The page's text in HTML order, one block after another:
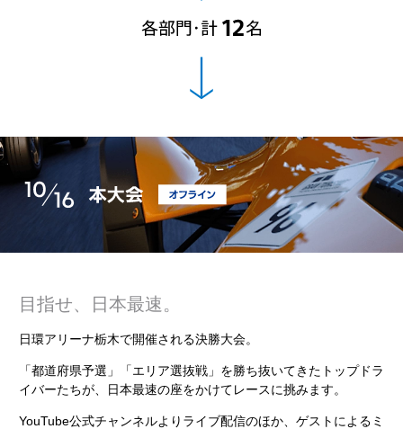
目指せ、日本最速。
日環アリーナ栃木で開催される決勝大会。
「都道府県予選」「エリア選抜戦」を勝ち抜いてきたトップドラ
イバーたちが、日本最速の座をかけてレースに挑みます。
YouTube公式チャンネルよりライブ配信のほか、ゲストによるミ